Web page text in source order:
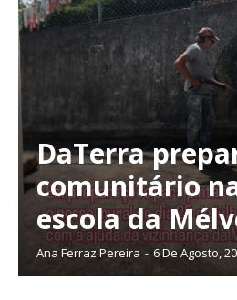
DaTerra
comunitário
escola da
Ana Ferraz Pereira - 6 De Agosto,